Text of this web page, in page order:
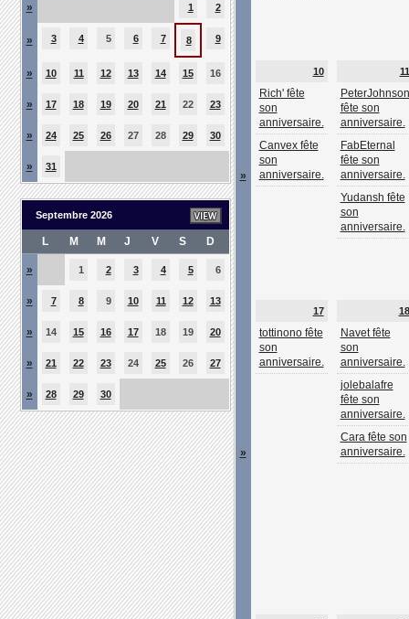
» 1 2
» 3 4 5 6 7 8 9
» 10 11 12 13 14 15 16
» 17 18 19 20 21 22 23
» 24 25 26 27 28 29 30
» 31
Septembre 2026
L M M J V S D
» 1 2 3 4 5 6
» 7 8 9 10 11 12 13
» 14 15 16 17 18 19 20
» 21 22 23 24 25 26 27
» 28 29 30
»
10
Rich' fête
son
anniversaire.
Canvex fête
son
anniversaire.
11
PeterJohnson
fête son
anniversaire.
FabEternal
fête son
anniversaire.
Yudansh fête
son
anniversaire.
»
17
tottinono fête
son
anniversaire.
18
Navet fête
son
anniversaire.
jolebalafre
fête son
anniversaire.
Cara fête son
anniversaire.